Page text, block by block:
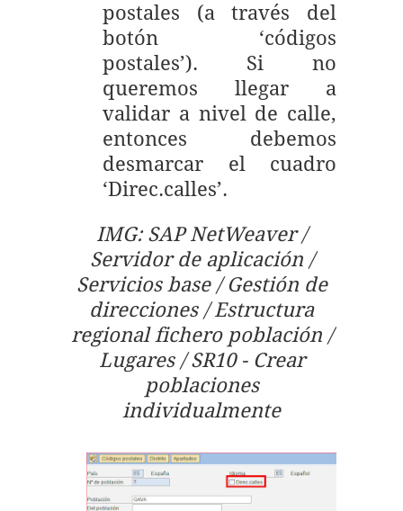
postales (a través del
botón ‘códigos
postales’). Si no
queremos llegar a
validar a nivel de calle,
entonces debemos
desmarcar el cuadro
‘Direc.calles’.
IMG: SAP NetWeaver /
Servidor de aplicación /
Servicios base / Gestión de
direcciones / Estructura
regional fichero población /
Lugares / SR10 - Crear
poblaciones
individualmente